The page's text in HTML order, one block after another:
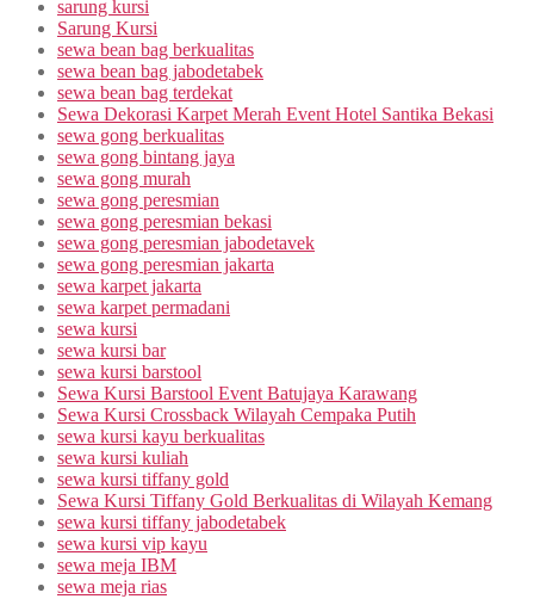
sarung kursi
Sarung Kursi
sewa bean bag berkualitas
sewa bean bag jabodetabek
sewa bean bag terdekat
Sewa Dekorasi Karpet Merah Event Hotel Santika Bekasi
sewa gong berkualitas
sewa gong bintang jaya
sewa gong murah
sewa gong peresmian
sewa gong peresmian bekasi
sewa gong peresmian jabodetavek
sewa gong peresmian jakarta
sewa karpet jakarta
sewa karpet permadani
sewa kursi
sewa kursi bar
sewa kursi barstool
Sewa Kursi Barstool Event Batujaya Karawang
Sewa Kursi Crossback Wilayah Cempaka Putih
sewa kursi kayu berkualitas
sewa kursi kuliah
sewa kursi tiffany gold
Sewa Kursi Tiffany Gold Berkualitas di Wilayah Kemang
sewa kursi tiffany jabodetabek
sewa kursi vip kayu
sewa meja IBM
sewa meja rias